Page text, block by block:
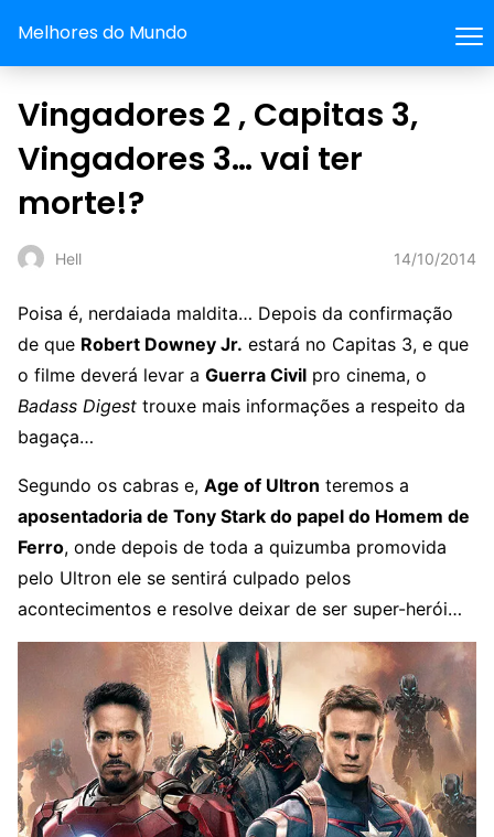
Melhores do Mundo
Vingadores 2 , Capitas 3,
Vingadores 3… vai ter
morte!?
Hell 14/10/2014
Poisa é, nerdaiada maldita… Depois da confirmação
de que Robert Downey Jr. estará no Capitas 3, e que
o filme deverá levar a Guerra Civil pro cinema, o
Badass Digest trouxe mais informações a respeito da
bagaça…
Segundo os cabras e, Age of Ultron teremos a
aposentadoria de Tony Stark do papel do Homem de
Ferro, onde depois de toda a quizumba promovida
pelo Ultron ele se sentirá culpado pelos
acontecimentos e resolve deixar de ser super-herói…